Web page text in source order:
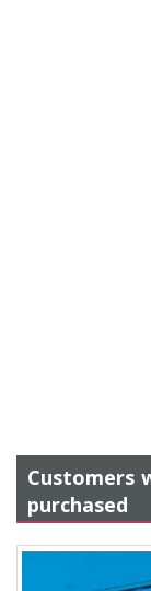
Customers
purchased